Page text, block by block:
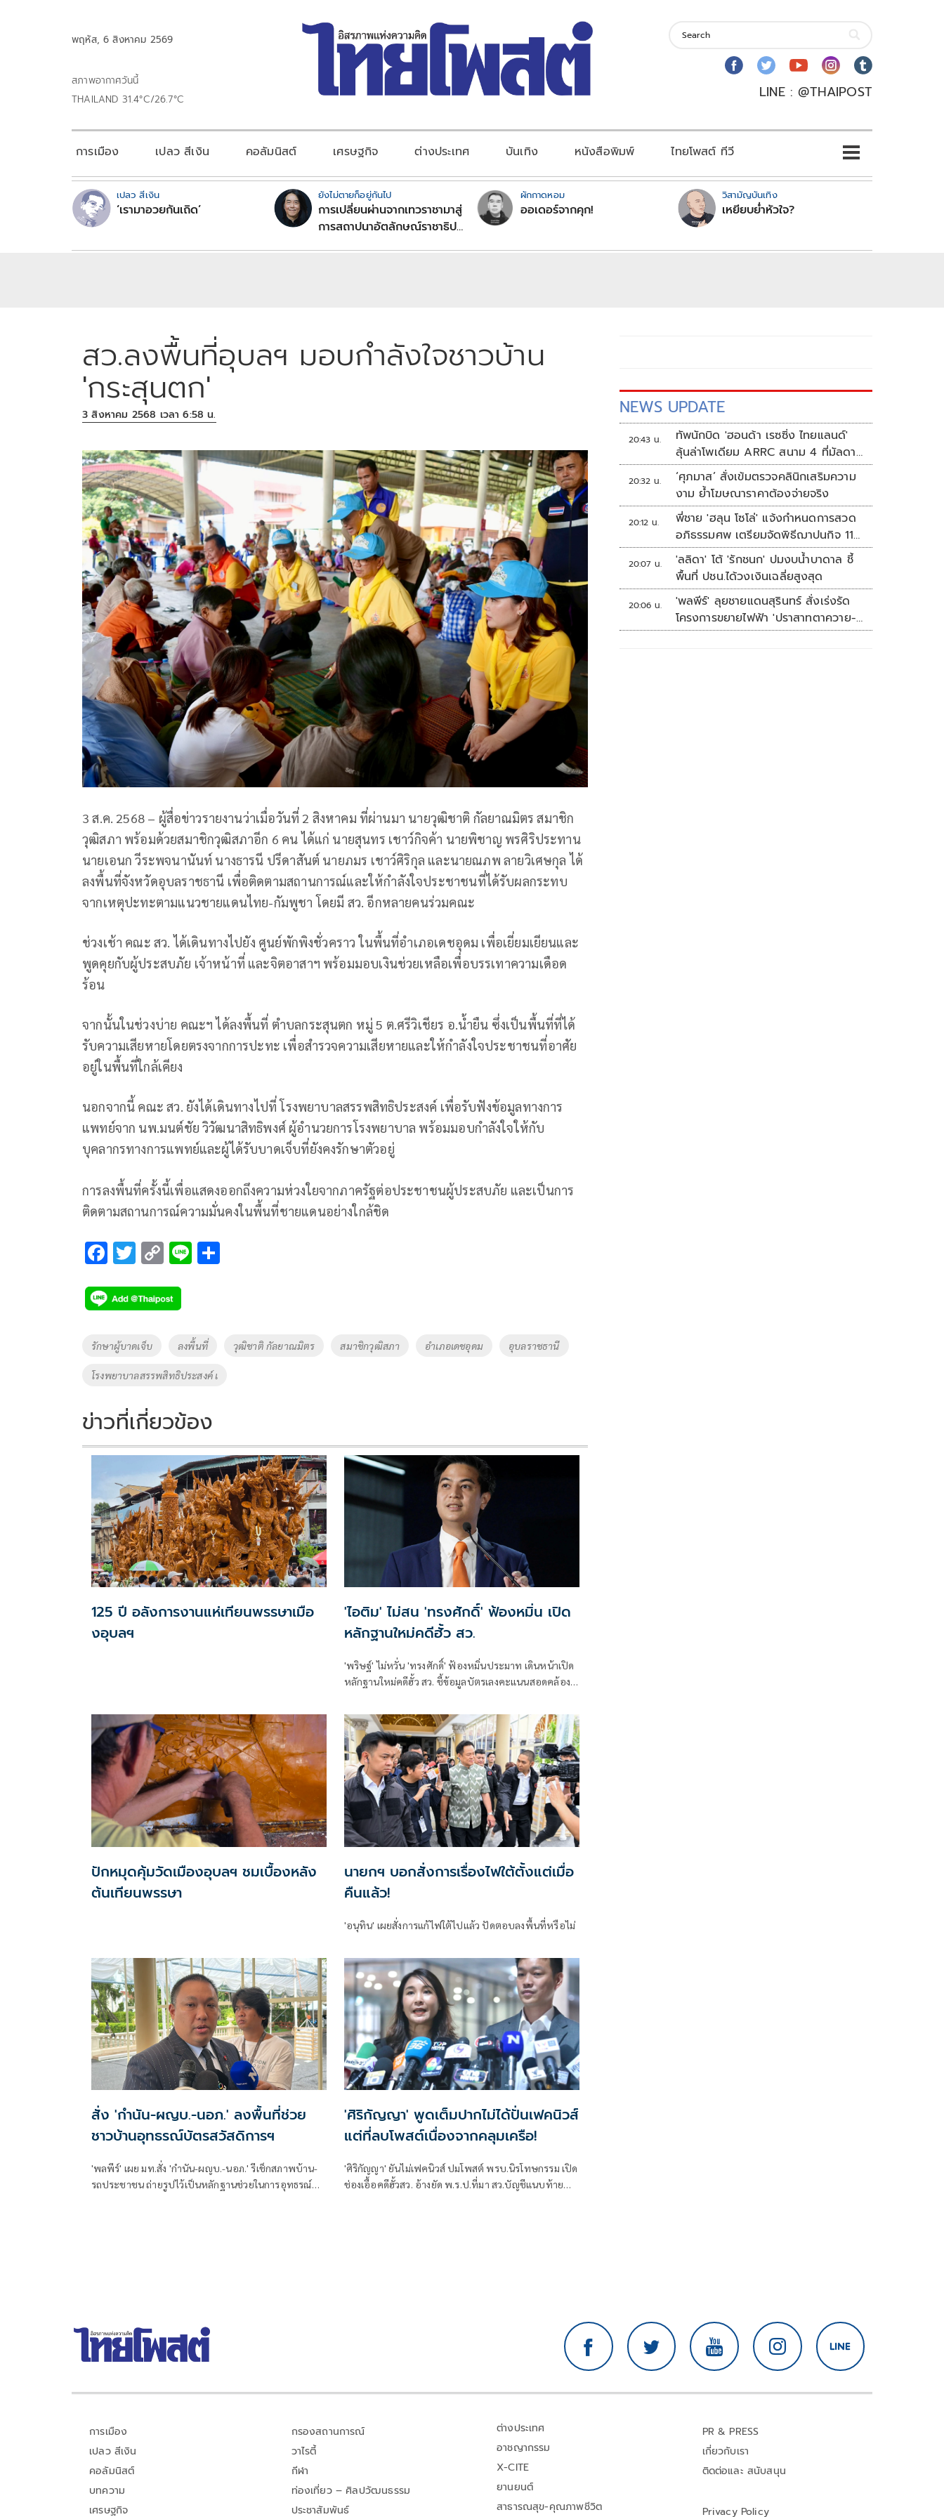
พฤหัส, 6 สิงหาคม 2569
สภาพอากาศวันนี้
THAILAND 31.4°C/26.7°C
LINE : @THAIPOST
การเมือง เปลว สีเงิน คอลัมนิสต์ เศรษฐกิจ ต่างประเทศ บันเทิง หนังสือพิมพ์ ไทยโพสต์ ทีวี
เปลว สีเงิน
‘เรามาอวยกันเถิด’
ยังไม่ตายก็อยู่กันไป
การเปลี่ยนผ่านจากเทวราชามาสู่
การสถาปนาอัตลักษณ์ราชาธิป
ผักกาดหอม
ออเดอร์จากคุก!
วิสามัญบันเทิง
เหยียบย่ำหัวใจ?
สว.ลงพื้นที่อุบลฯ มอบกำลังใจชาวบ้าน
'กระสุนตก'
3 สิงหาคม 2568 เวลา 6:58 น.
3 ส.ค. 2568 – ผู้สื่อข่าวรายงานว่าเมื่อวันที่ 2 สิงหาคม ที่ผ่านมา นายวุฒิชาติ กัลยาณมิตร สมาชิก
วุฒิสภา พร้อมด้วยสมาชิกวุฒิสภาอีก 6 คน ได้แก่ นายสุนทร เชาว์กิจค้า นายพิชาญ พรศิริประทาน
นายเอนก วีระพจนานันท์ นางธารนี ปรีดาสันต์ นายภมร เชาว์ศิริกุล และนายณภพ ลายวิเศษกุล ได้
ลงพื้นที่จังหวัดอุบลราชธานี เพื่อติดตามสถานการณ์และให้กำลังใจประชาชนที่ได้รับผลกระทบ
จากเหตุปะทะตามแนวชายแดนไทย-กัมพูชา โดยมี สว. อีกหลายคนร่วมคณะ
ช่วงเช้า คณะ สว. ได้เดินทางไปยัง ศูนย์พักพิงชั่วคราว ในพื้นที่อำเภอเดชอุดม เพื่อเยี่ยมเยียนและ
พูดคุยกับผู้ประสบภัย เจ้าหน้าที่ และจิตอาสาฯ พร้อมมอบเงินช่วยเหลือเพื่อบรรเทาความเดือด
ร้อน
จากนั้นในช่วงบ่าย คณะฯ ได้ลงพื้นที่ ตำบลกระสุนตก หมู่ 5 ต.ศรีวิเชียร อ.น้ำยืน ซึ่งเป็นพื้นที่ที่ได้
รับความเสียหายโดยตรงจากการปะทะ เพื่อสำรวจความเสียหายและให้กำลังใจประชาชนที่อาศัย
อยู่ในพื้นที่ใกล้เคียง
นอกจากนี้ คณะ สว. ยังได้เดินทางไปที่ โรงพยาบาลสรรพสิทธิประสงค์ เพื่อรับฟังข้อมูลทางการ
แพทย์จาก นพ.มนต์ชัย วิวัฒนาสิทธิพงศ์ ผู้อำนวยการโรงพยาบาล พร้อมมอบกำลังใจให้กับ
บุคลากรทางการแพทย์และผู้ได้รับบาดเจ็บที่ยังคงรักษาตัวอยู่
การลงพื้นที่ครั้งนี้เพื่อแสดงออกถึงความห่วงใยจากภาครัฐต่อประชาชนผู้ประสบภัย และเป็นการ
ติดตามสถานการณ์ความมั่นคงในพื้นที่ชายแดนอย่างใกล้ชิด
F
e
b
o
k
T
tt
er
C
p
y
Li
n
k
Li
Tags
รักษาผู้บาดเจ็บ ลงพื้นที่ วุฒิชาติ กัลยาณมิตร สมาชิกวุฒิสภา อำเภอเดชอุดม อุบลราชธานี
โรงพยาบาลสรรพสิทธิประสงค์ เ
ข่าวที่เกี่ยวข้อง
125 ปี อลังการงานแห่เทียนพรรษาเมือ
งอุบลฯ
'ไอติม' ไม่สน 'ทรงศักดิ์' ฟ้องหมิ่น เปิด
หลักฐานใหม่คดีฮั้ว สว.
'พริษฐ์' ไม่หวั่น 'ทรงศักดิ์' ฟ้องหมิ่นประมาท เดินหน้าเปิด
หลักฐานใหม่คดีฮั้ว สว. ชี้ข้อมูลบัตรเลงคะแนนสอดคล้อง
ปักหมุดคุ้มวัดเมืองอุบลฯ ชมเบื้องหลัง
ต้นเทียนพรรษา
นายกฯ บอกสั่งการเรื่องไฟใต้ตั้งแต่เมื่อ
คืนแล้ว!
'อนุทิน' เผยสั่งการแก้ไฟใต้ไปแล้ว ปัดตอบลงพื้นที่หรือไม่
สั่ง 'กำนัน-ผญบ.-นอภ.' ลงพื้นที่ช่วย
ชาวบ้านอุทธรณ์บัตรสวัสดิการฯ
'พลพีร์' เผย มท.สั่ง 'กำนัน-ผญบ.-นอภ.' รีเช็กสภาพบ้าน-
รถประชาชน ถ่ายรูปไว้เป็นหลักฐานช่วยในการอุทธรณ์
'ศิริกัญญา' พูดเต็มปากไม่ได้ปั่นเฟคนิวส์
แต่ที่ลบโพสต์เนื่องจากคลุมเครือ!
'ศิริกัญญา' ยันไม่เฟคนิวส์ ปมโพสต์ พรบ.นิรโทษกรรม เปิด
ช่องเอื้อคดีฮั้วสว. อ้างยัด พ.ร.ป.ที่มา สว.บัญชีแนบท้าย
NEWS UPDATE
20:43 น.
ทัพนักบิด 'ฮอนด้า เรซซิ่ง ไทยแลนด์'
ลุ้นล่าโพเดียม ARRC สนาม 4 ที่มัลดาลิ
กา
20:32 น.
‘ศุภมาส’ สั่งเข้มตรวจคลินิกเสริมความ
งาม ย้ำโฆษณาราคาต้องจ่ายจริง
20:12 น.
พี่ชาย 'ฮลุน โซโล่' แจ้งกำหนดการสวด
อภิธรรมศพ เตรียมจัดพิธีฌาปนกิจ 11
ส.ค.
20:07 น.
'ลลิดา' โต้ 'รักชนก' ปมงบน้ำบาดาล ชี้
พื้นที่ ปชน.ได้วงเงินเฉลี่ยสูงสุด
20:06 น.
'พลพีร์' ลุยชายแดนสุรินทร์ สั่งเร่งรัด
โครงการขยายไฟฟ้า 'ปราสาทตาควาย-
เนิน 350'
การเมือง
เปลว สีเงิน
คอลัมนิสต์
บทความ
เศรษฐกิจ
กรองสถานการณ์
วาไรตี้
กีฬา
ท่องเที่ยว – ศิลปวัฒนธรรม
ประชาสัมพันธ์
ต่างประเทศ
อาชญากรรม
X-CITE
ยานยนต์
สาธารณสุข-คุณภาพชีวิต
PR & PRESS
เกี่ยวกับเรา
ติดต่อและ สนับสนุน
Privacy Policy